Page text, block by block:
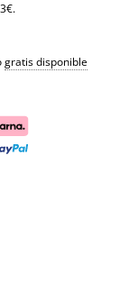
gratis disponible